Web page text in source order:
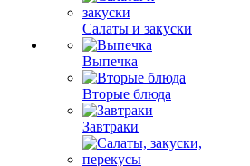
Салаты и закуски
Выпечка
Вторые блюда
Завтраки